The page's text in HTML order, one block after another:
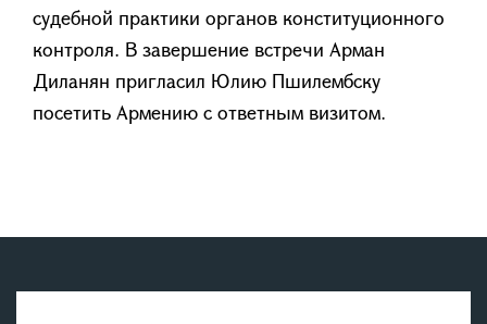
судебной практики органов конституционного
контроля. В завершение встречи Арман
Диланян пригласил Юлию Пшилембску
посетить Армению с ответным визитом.